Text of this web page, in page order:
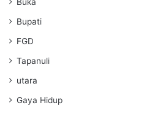
Bupati
FGD
Tapanuli
utara
Gaya Hidup